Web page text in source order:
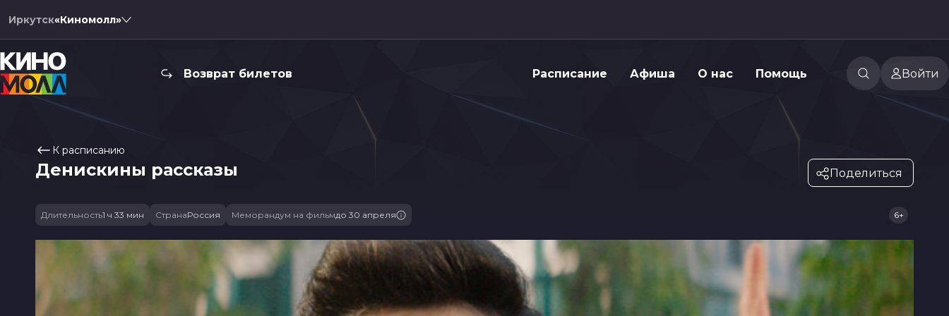
Иркутск«Киномолл»
Возврат билетов Расписание Афиша О нас Помощь Войти
К расписанию
Денискины рассказы Поделиться
Длительность1 ч 33 мин СтранаРоссия Меморандум на фильмдо 30 апреля 6+